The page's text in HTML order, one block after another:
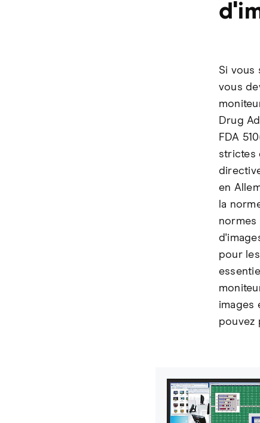
Si vous
vous
Drug
FDA
strictes
en
la
normes
pour
images
pouvez